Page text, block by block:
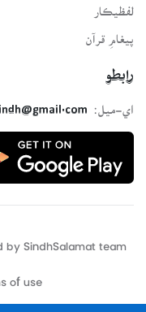
لفظيڪار
پيغامِ قرآن
رابطو
اي-ميل:
by
of use